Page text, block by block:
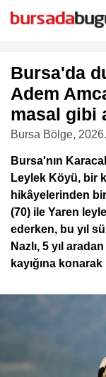
Bursa'da
Adem
masal gibi
Bursa Bölge,
Bursa'nın
Leylek Köyü, bir
hikâyelerinden
(70) ile Yaren
ederken, bu yıl
Nazlı, 5 yıl
kayığına